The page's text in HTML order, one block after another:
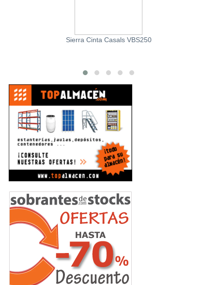
Sierra Cinta Casals VBS250